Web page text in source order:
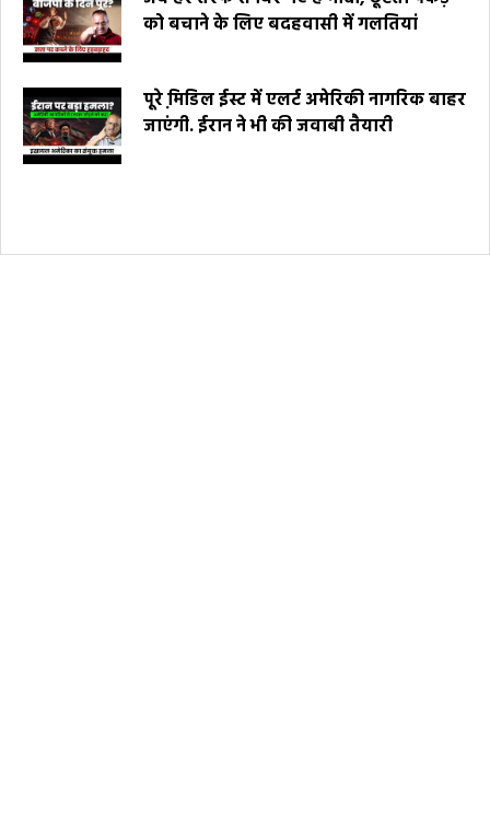
को बचाने के लिए बदहवासी में गलतियां
पूरे मि़डिल ईस्ट में एलर्ट अमेरिकी नागरिक बाहर
जाएंगी. ईरान ने भी की जवाबी तैयारी